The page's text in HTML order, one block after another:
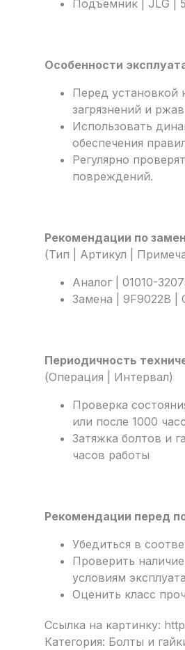
Подъемник | JLG |
Особенности
Перед установкой
загрязнений и
Использовать
обеспечения
Регулярно
повреждений.
Рекомендации по
(Тип | Артикул |
Аналог | 01010-
Замена | 9F9022B |
Периодичность
(Операция | Интервал)
Проверка
или после 1000
Затяжка болтов и
часов работы
Рекомендации перед
Убедиться в
Проверить
условиям
Оценить класс
Ссылка на картинку:
Категория: Болты и